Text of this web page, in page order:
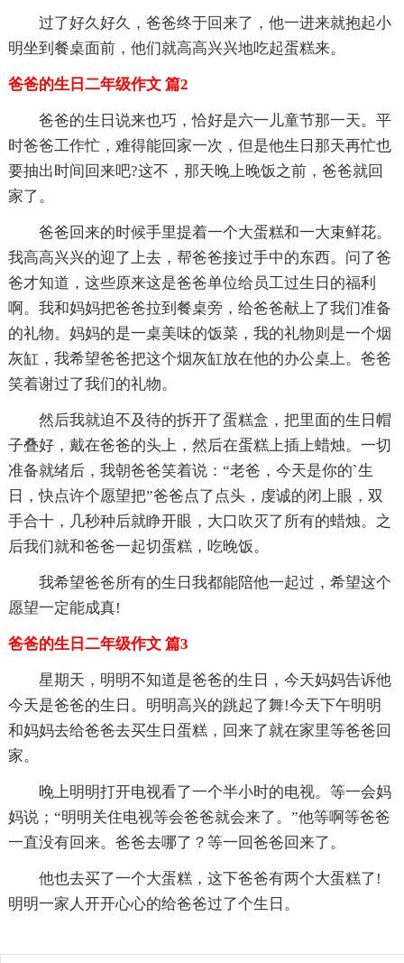
过了好久好久，爸爸终于回来了，他一进来就抱起小
明坐到餐桌面前，他们就高高兴兴地吃起蛋糕来。
爸爸的生日二年级作文 篇2
爸爸的生日说来也巧，恰好是六一儿童节那一天。平
时爸爸工作忙，难得能回家一次，但是他生日那天再忙也
要抽出时间回来吧?这不，那天晚上晚饭之前，爸爸就回
家了。
爸爸回来的时候手里提着一个大蛋糕和一大束鲜花。
我高高兴兴的迎了上去，帮爸爸接过手中的东西。问了爸
爸才知道，这些原来这是爸爸单位给员工过生日的福利
啊。我和妈妈把爸爸拉到餐桌旁，给爸爸献上了我们准备
的礼物。妈妈的是一桌美味的饭菜，我的礼物则是一个烟
灰缸，我希望爸爸把这个烟灰缸放在他的办公桌上。爸爸
笑着谢过了我们的礼物。
然后我就迫不及待的拆开了蛋糕盒，把里面的生日帽
子叠好，戴在爸爸的头上，然后在蛋糕上插上蜡烛。一切
准备就绪后，我朝爸爸笑着说：“老爸，今天是你的`生
日，快点许个愿望把”爸爸点了点头，虔诚的闭上眼，双
手合十，几秒种后就睁开眼，大口吹灭了所有的蜡烛。之
后我们就和爸爸一起切蛋糕，吃晚饭。
我希望爸爸所有的生日我都能陪他一起过，希望这个
愿望一定能成真!
爸爸的生日二年级作文 篇3
星期天，明明不知道是爸爸的生日，今天妈妈告诉他
今天是爸爸的生日。明明高兴的跳起了舞!今天下午明明
和妈妈去给爸爸去买生日蛋糕，回来了就在家里等爸爸回
家。
晚上明明打开电视看了一个半小时的电视。等一会妈
妈说；“明明关住电视等会爸爸就会来了。”他等啊等爸爸
一直没有回来。爸爸去哪了？等一回爸爸回来了。
他也去买了一个大蛋糕，这下爸爸有两个大蛋糕了!
明明一家人开开心心的给爸爸过了个生日。